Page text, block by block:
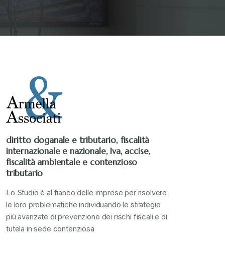
diritto doganale e tributario, fiscalità
internazionale e nazionale, Iva, accise,
fiscalità ambientale e contenzioso
tributario
Lo Studio è al fianco delle imprese per risolvere
le loro problematiche individuando le strategie
più avanzate di prevenzione dei rischi fiscali e di
tutela in sede contenziosa